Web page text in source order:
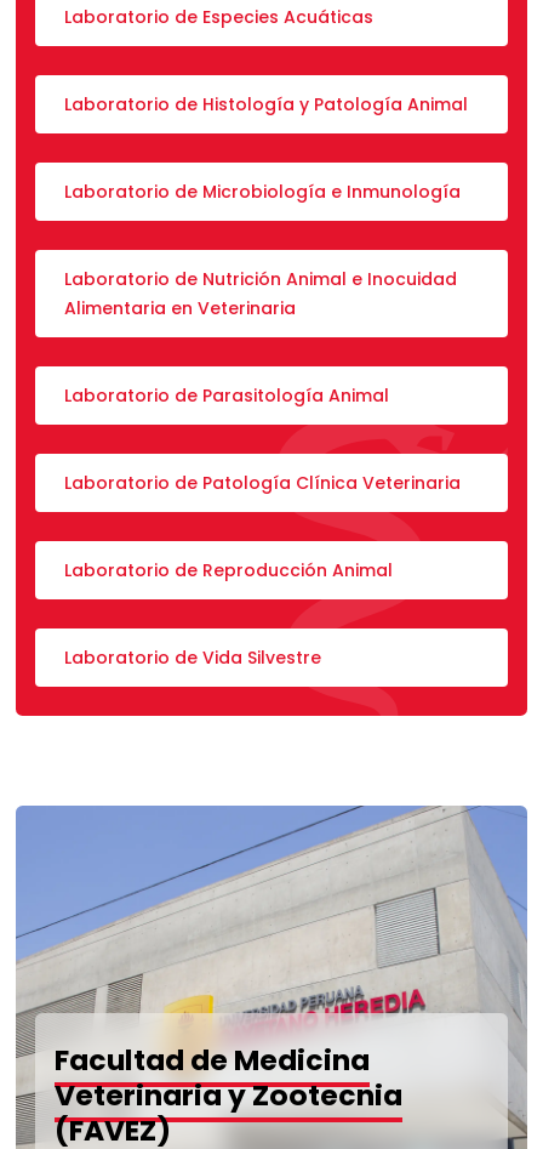
Laboratorio de Especies Acuáticas
Laboratorio de Histología y Patología Animal
Laboratorio de Microbiología e Inmunología
Laboratorio de Nutrición Animal e Inocuidad
Alimentaria en Veterinaria
Laboratorio de Parasitología Animal
Laboratorio de Patología Clínica Veterinaria
Laboratorio de Reproducción Animal
Laboratorio de Vida Silvestre
Facultad de Medicina
Veterinaria y Zootecnia
(FAVEZ)